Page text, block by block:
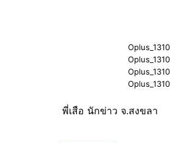
พี่เสือ นักข่าว จ.สงขลา